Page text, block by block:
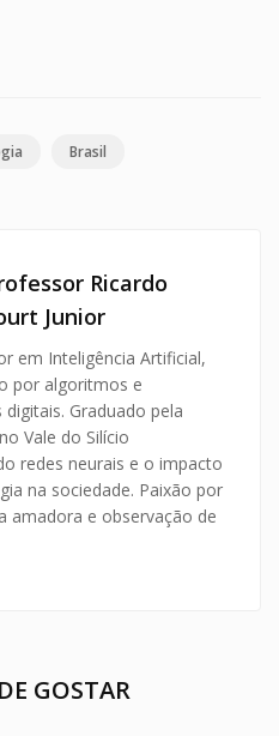
Brasil
Ricardo
Junior
em Inteligência Artificial,
por algoritmos e
Graduado pela
Vale do Silício
redes neurais e o impacto
na sociedade. Paixão por
amadora e observação de
GOSTAR